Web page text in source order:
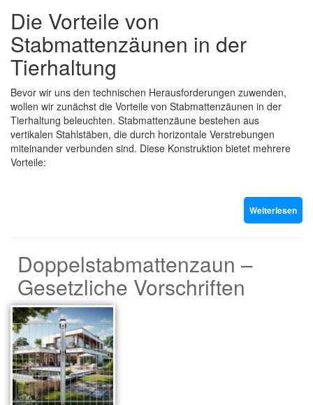
Die Vorteile von
Stabmattenzäunen in der
Tierhaltung
Bevor wir uns den technischen Herausforderungen zuwenden,
wollen wir zunächst die Vorteile von Stabmattenzäunen in der
Tierhaltung beleuchten. Stabmattenzäune bestehen aus
vertikalen Stahlstäben, die durch horizontale Verstrebungen
miteinander verbunden sind. Diese Konstruktion bietet mehrere
Vorteile:
Weiterlesen
Doppelstabmattenzaun –
Gesetzliche Vorschriften